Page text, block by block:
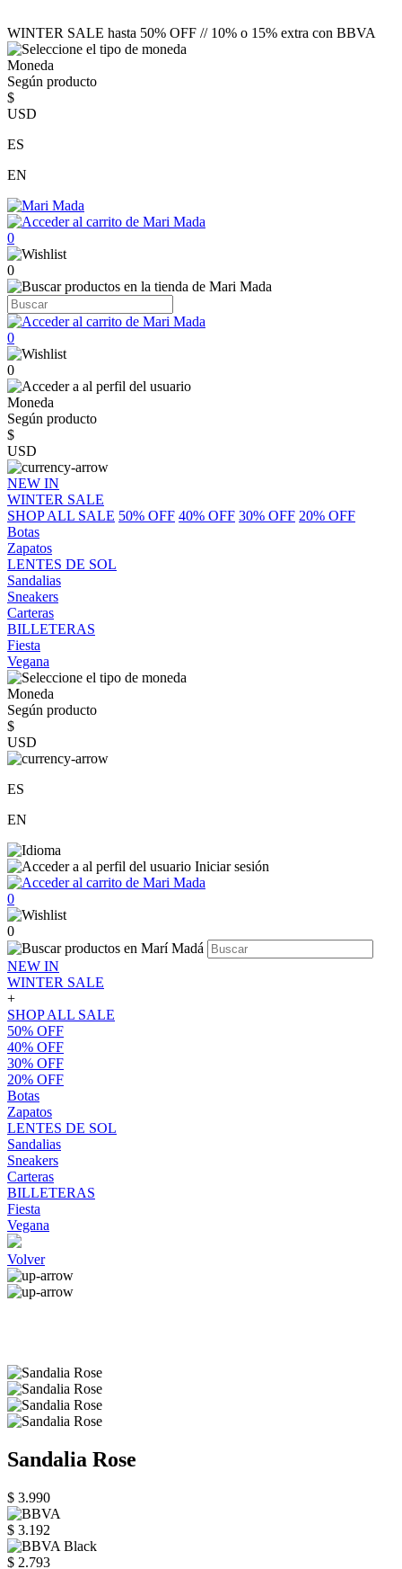
WINTER SALE hasta 50% OFF // 10% o 15% extra con BBVA
Moneda
Según producto
$
USD
ES
EN
0
0
0
0
Moneda
Según producto
$
USD
NEW IN
WINTER SALE
SHOP ALL SALE 50% OFF 40% OFF 30% OFF 20% OFF
Botas
Zapatos
LENTES DE SOL
Sandalias
Sneakers
Carteras
BILLETERAS
Fiesta
Vegana
Moneda
Según producto
$
USD
ES
EN
Iniciar sesión
0
0
NEW IN
WINTER SALE
+
SHOP ALL SALE
50% OFF
40% OFF
30% OFF
20% OFF
Botas
Zapatos
LENTES DE SOL
Sandalias
Sneakers
Carteras
BILLETERAS
Fiesta
Vegana
Volver
Sandalia Rose
$ 3.990
$ 3.192
$ 2.793